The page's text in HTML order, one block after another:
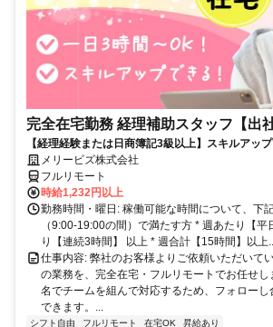
完全在宅勤務 経理補助スタッフ【出
【経理経験または日商簿記3級以上】スキルアッ
～。完全在宅で育児・介護中の方も大歓迎♪
メリービズ株式会社
フルリモート
時給1,232円以上
勤務時間・曜日: 稼働可能な時間について、下
（9:00-19:00の間）で満たす方 * 週あたり【
り【連続3時間】 以上 * 週合計【15時間】以上
仕事内容: 弊社のお客様よりご依頼いただいて
の業務を、完全在宅・フルリモートでお任せ
名でチームを組んで対応するため、フォロー
できます。...
シフト自由 フルリモート 在宅OK 昇給あり